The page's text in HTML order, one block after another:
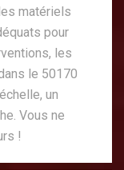
matériels
pour
les
le 50170
un
Vous ne
!